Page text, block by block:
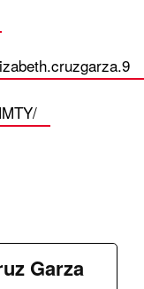
Garza